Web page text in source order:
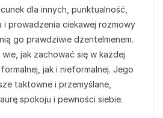
dla innych, punktualność,
i prowadzenia ciekawej rozmowy
go prawdziwie dżentelmenem.
jak zachować się w każdej
jak i nieformalnej. Jego
taktowne i przemyślane,
spokoju i pewności siebie.